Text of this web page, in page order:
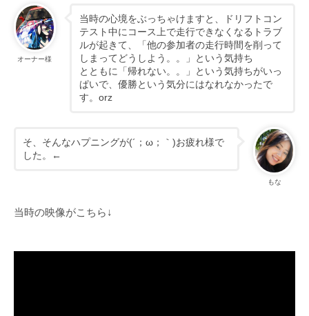
オーナー様
当時の心境をぶっちゃけますと、ドリフトコン
テスト中にコース上で走行できなくなるトラブ
ルが起きて、「他の参加者の走行時間を削って
しまってどうしよう。。」という気持ち
とともに「帰れない。。」という気持ちがいっ
ぱいで、優勝という気分にはなれなかったで
す。orz
もな
そ、そんなハプニングが(´；ω；｀)お疲れ様で
した。←
当時の映像がこちら↓